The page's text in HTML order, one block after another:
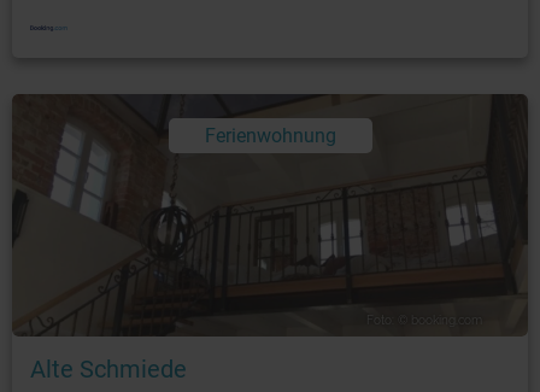
Ferienwohnung
Alte Schmiede